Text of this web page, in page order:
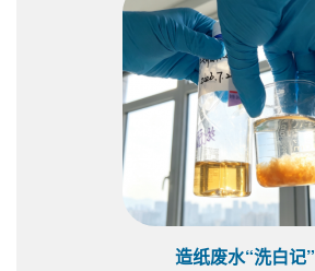
造纸废水“洗白记”